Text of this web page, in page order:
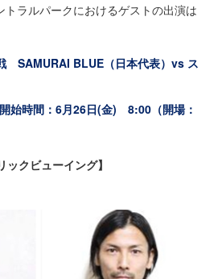
ラルパークにおけるゲストの出演は
SAMURAI BLUE（日本代表）vs ス
始時間：6月26日(金) 8:00（開場：
ックビューイング】